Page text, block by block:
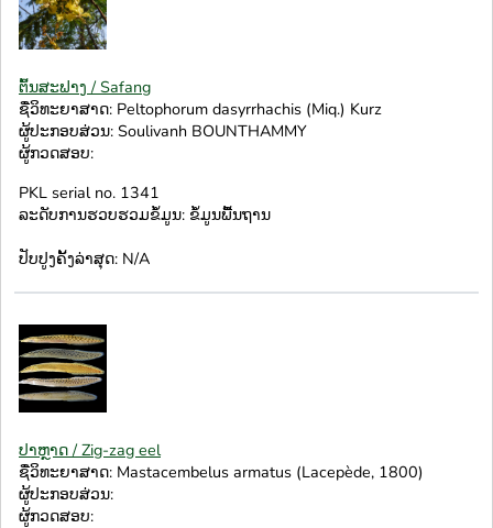
ຕົ້ນສະຟາງ / Safang
ຊື່ວິທະຍາສາດ: Peltophorum dasyrrhachis (Miq.) Kurz
ຜູ້ປະກອບສ່ວນ: Soulivanh BOUNTHAMMY
ຜູ້ກວດສອບ:
PKL serial no. 1341
ລະດັບການຮວບຮວມຂໍ້ມູນ: ຂໍ້ມູນພື້ນຖານ
ປັບປູງຄັ້ງລ່າສຸດ: N/A
ປາຫຼາດ / Zig-zag eel
ຊື່ວິທະຍາສາດ: Mastacembelus armatus (Lacepède, 1800)
ຜູ້ປະກອບສ່ວນ:
ຜູ້ກວດສອບ: